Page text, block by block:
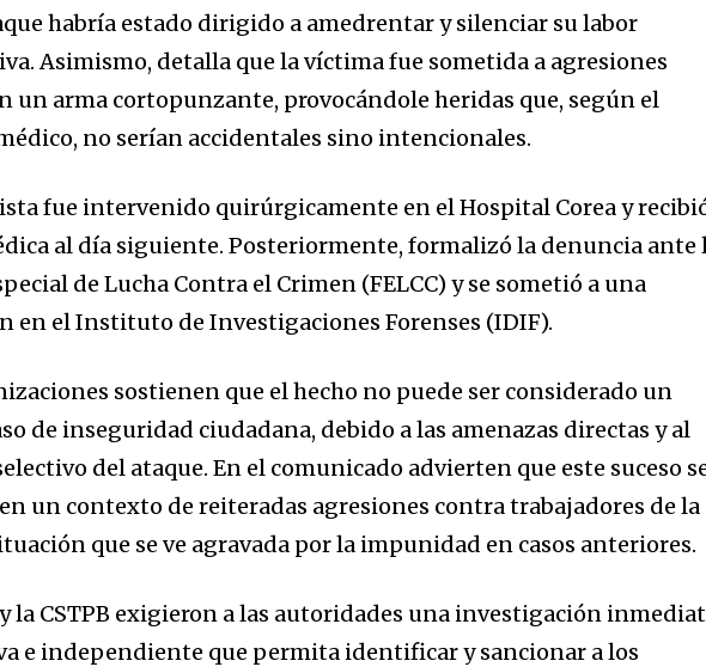
community of
and be part
below. Don't worry, we respect your privacy and
inbox. Your information is safe with us.
I've read and
habría estado dirigido a amedrentar y silenciar su labor
Asimismo, detalla que la víctima fue sometida a agresiones
un arma cortopunzante, provocándole heridas que, según el
no serían accidentales sino intencionales.
fue intervenido quirúrgicamente en el Hospital Corea y
al día siguiente. Posteriormente, formalizó la denuncia ante
de Lucha Contra el Crimen (FELCC) y se sometió a una
en el Instituto de Investigaciones Forenses (IDIF).
sostienen que el hecho no puede ser considerado un
de inseguridad ciudadana, debido a las amenazas directas y al
del ataque. En el comunicado advierten que este suceso
un contexto de reiteradas agresiones contra trabajadores de la
que se ve agravada por la impunidad en casos anteriores.
la CSTPB exigieron a las autoridades una investigación
e independiente que permita identificar y sancionar a los